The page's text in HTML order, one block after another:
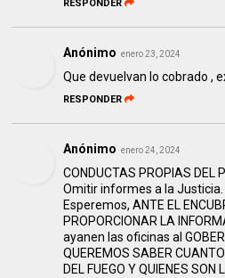
RESPONDER
Anónimo enero 23, 2024
Que devuelvan lo cobrado ,
RESPONDER
Anónimo enero 24, 2024
CONDUCTAS PROPIAS DEL
Omitir informes a la Justicia.
Esperemos, ANTE EL
PROPORCIONAR LA
ayanen las oficinas al
QUEREMOS SABER
DEL FUEGO Y QUIENES SON